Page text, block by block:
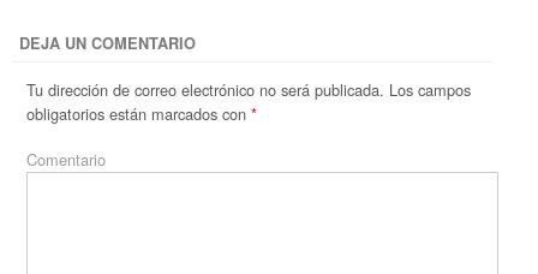
DEJA UN COMENTARIO
Tu dirección de correo electrónico no será publicada. Los campos
obligatorios están marcados con*
Comentario